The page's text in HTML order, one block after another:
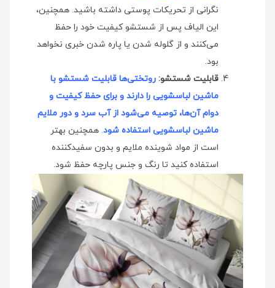
نگرانی از تحریکات پوستی داشته باشید. همچنین،
این الیاف پس از شستشو کیفیت خود را حفظ
می‌کنند و از گلوله شدن یا پاره شدن خبری نخواهد
بود.
قابلیت شستشو: روتختی‌ها قابلیت شستشو با
ماشین لباسشویی را دارند و برای حفظ کیفیت و
دوام آن‌ها، توصیه می‌شود از آب سرد و دور ملایم
ماشین لباسشویی استفاده شود. همچنین بهتر
است از مواد شوینده ملایم و بدون سفیدکننده
استفاده کنید تا رنگ و جنس پارچه حفظ شود.